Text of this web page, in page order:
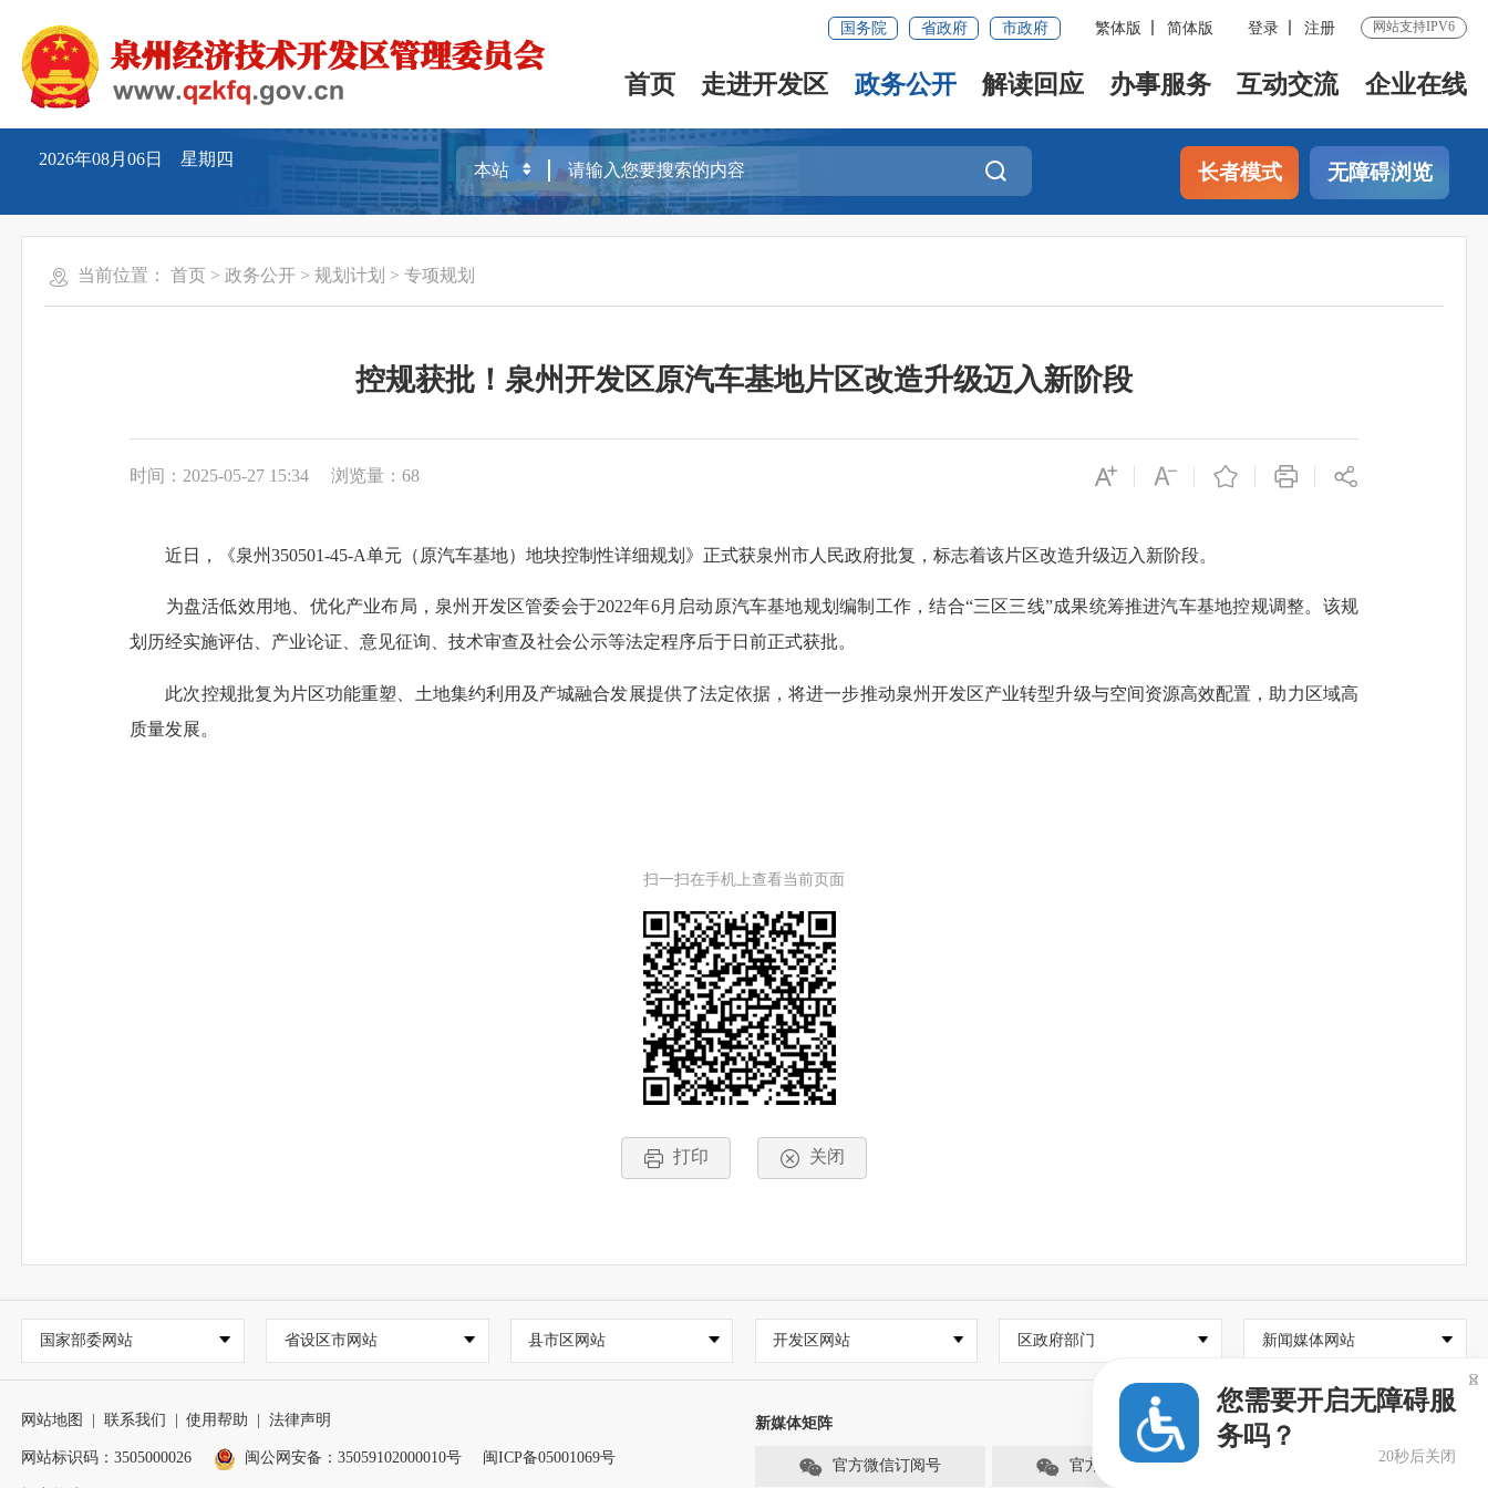
国务院 省政府 市政府 繁体版 简体版 登录 注册 网站支持IPV6
首页 走进开发区 政务公开 解读回应 办事服务 互动交流 企业在线
2026年08月06日 星期四
长者模式 无障碍浏览
当前位置： 首页 >政务公开 >规划计划 >专项规划
控规获批！泉州开发区原汽车基地片区改造升级迈入新阶段
时间：2025-05-27 15:34 浏览量： 68
近日，《泉州350501-45-A单元（原汽车基地）地块控制性详细规划》正式获泉州市人民政府批复，标志着该片区改造升级迈入新阶段。
为盘活低效用地、优化产业布局，泉州开发区管委会于2022年6月启动原汽车基地规划编制工作，结合“三区三线”成果统筹推进汽车基地控规调整。该规
划历经实施评估、产业论证、意见征询、技术审查及社会公示等法定程序后于日前正式获批。
此次控规批复为片区功能重塑、土地集约利用及产城融合发展提供了法定依据，将进一步推动泉州开发区产业转型升级与空间资源高效配置，助力区域高
质量发展。
扫一扫在手机上查看当前页面
打印 关闭
国家部委网站 省设区市网站 县市区网站 开发区网站 区政府部门 新闻媒体网站
网站地图 联系我们 使用帮助 法律声明
网站标识码：3505000026 闽公网安备：35059102000010号 闽ICP备05001069号
新媒体矩阵
官方微信订阅号 官方微信服务号
您需要开启无障碍服
务吗？
19秒后关闭
